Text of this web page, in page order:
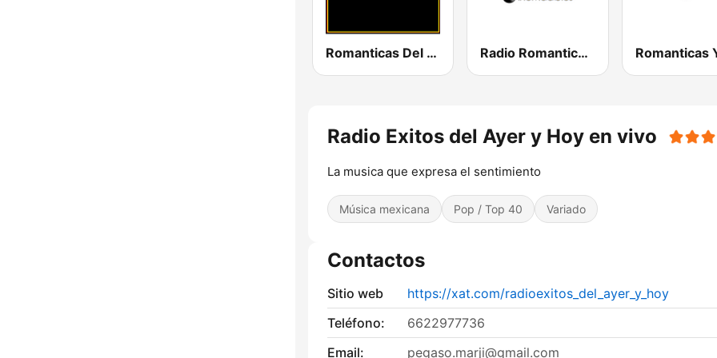
Romanticas Del Recuerdo Radio Romanticas Inolvidables
Radio Exitos del Ayer y Hoy en vivo
La musica que expresa el sentimiento
Música mexicana Pop / Top 40 Variado
Contactos
Sitio web
https://xat.com/radioexitos_del_ayer_y_hoy
Teléfono:
6622977736
Email:
pegaso.marji@gmail.com